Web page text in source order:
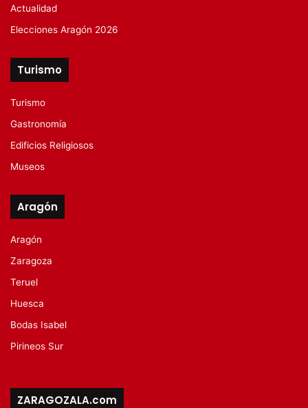
Actualidad
Elecciones Aragón 2026
Turismo
Turismo
Gastronomía
Edificios Religiosos
Museos
Aragón
Aragón
Zaragoza
Teruel
Huesca
Bodas Isabel
Pirineos Sur
ZARAGOZALA.com